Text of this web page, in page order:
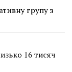
групу з
16 тисяч